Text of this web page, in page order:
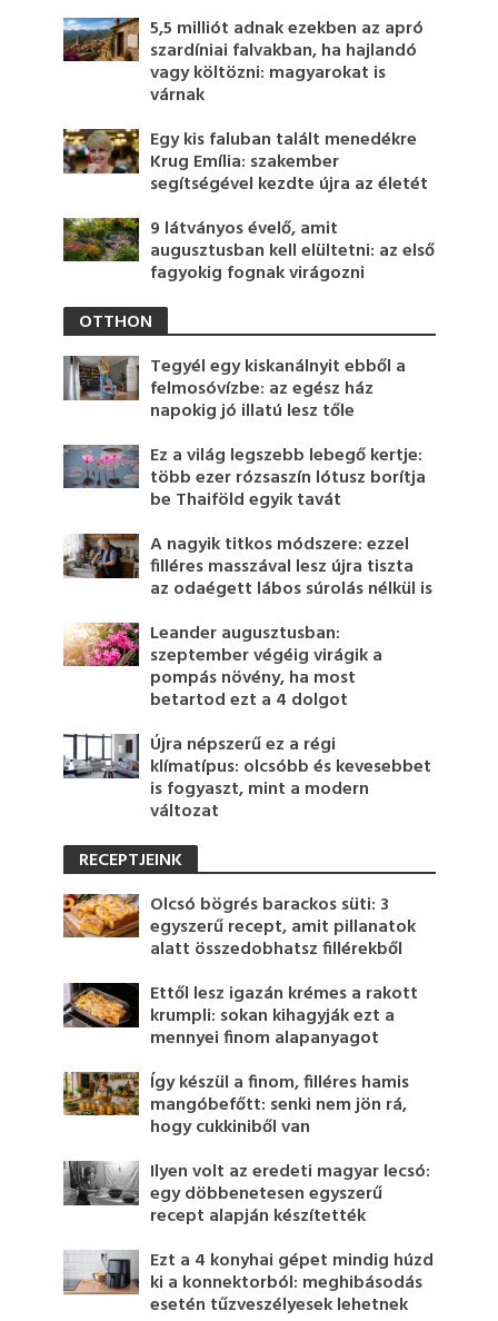
5,5 milliót adnak ezekben az apró
szardíniai falvakban, ha hajlandó
vagy költözni: magyarokat is
várnak
Egy kis faluban talált menedékre
Krug Emília: szakember
segítségével kezdte újra az életét
9 látványos évelő, amit
augusztusban kell elültetni: az első
fagyokig fognak virágozni
OTTHON
Tegyél egy kiskanálnyit ebből a
felmosóvízbe: az egész ház
napokig jó illatú lesz tőle
Ez a világ legszebb lebegő kertje:
több ezer rózsaszín lótusz borítja
be Thaiföld egyik tavát
A nagyik titkos módszere: ezzel
filléres masszával lesz újra tiszta
az odaégett lábos súrolás nélkül is
Leander augusztusban:
szeptember végéig virágik a
pompás növény, ha most
betartod ezt a 4 dolgot
Újra népszerű ez a régi
klímatípus: olcsóbb és kevesebbet
is fogyaszt, mint a modern
változat
RECEPTJEINK
Olcsó bögrés barackos süti: 3
egyszerű recept, amit pillanatok
alatt összedobhatsz fillérekből
Ettől lesz igazán krémes a rakott
krumpli: sokan kihagyják ezt a
mennyei finom alapanyagot
Így készül a finom, filléres hamis
mangóbefőtt: senki nem jön rá,
hogy cukkiniből van
Ilyen volt az eredeti magyar lecsó:
egy döbbenetesen egyszerű
recept alapján készítették
Ezt a 4 konyhai gépet mindig húzd
ki a konnektorból: meghibásodás
esetén tűzveszélyesek lehetnek